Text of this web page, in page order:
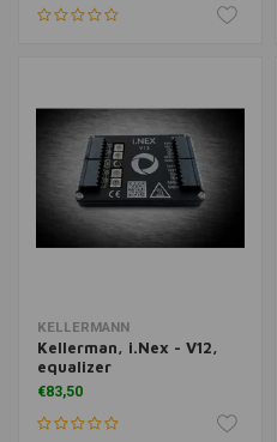
KELLERMANN
Kellerman, i.Nex - V12,
equalizer
€83,50